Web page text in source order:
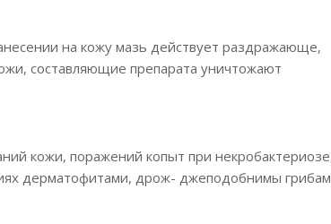
на кожу мазь действует раздражающе,
составляющие препарата уничтожают
кожи, поражений копыт при
дерматофитами, дрож- джеподобнимы